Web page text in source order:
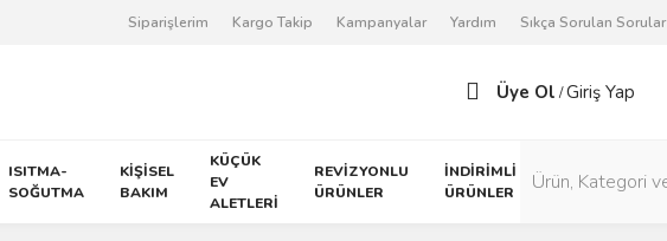
Siparişlerim Kargo Takip Kampanyalar Yardım Sıkça Sorulan Sorular
Üye Ol /Giriş Yap
ISITMA-
SOĞUTMA
KİŞİSEL
BAKIM
KÜÇÜK
EV
ALETLERİ
REVİZYONLU
ÜRÜNLER
İNDİRİMLİ
ÜRÜNLER